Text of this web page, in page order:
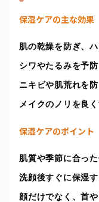
保湿ケアの主な効果
肌の乾燥を防ぎ、
シワやたるみを予防
ニキビや肌荒れを
メイクのノリを良
保湿ケアのポイント
肌質や季節に合っ
洗顔後すぐに保湿
顔だけでなく、首